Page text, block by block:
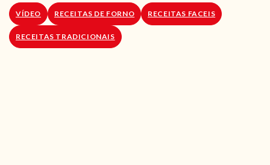
SOBRE NÓS
LOJA ONLINE
VÍDEO RECEITAS DE FORNO RECEITAS FACEIS
RECEITAS TRADICIONAIS